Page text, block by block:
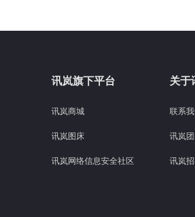
讯岚旗下平台
讯岚商城
讯岚图床
讯岚网络信息安全社区
关于
联系
讯岚
讯岚